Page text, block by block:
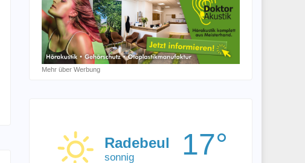
Mehr über Werbung
Radebeul
sonnig 17°